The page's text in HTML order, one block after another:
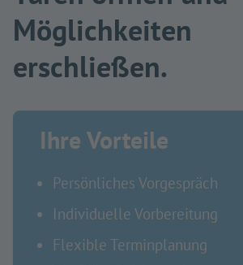
Möglichkeiten
erschließen.
Ihre Vorteile
Persönliches Vorgespräch
Individuelle Vorbereitung
Flexible Terminplanung